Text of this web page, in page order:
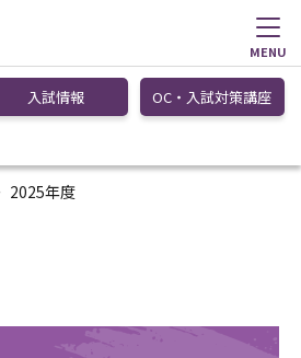
MENU
入試情報
OC・入試対策講座
2025年度